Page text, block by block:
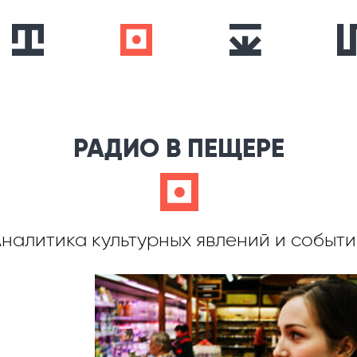
РАДИО В ПЕЩЕРЕ
c
культурных явлений и